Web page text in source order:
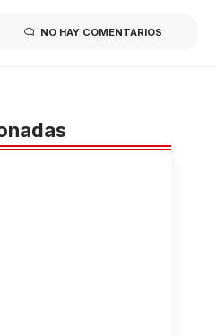
NO HAY COMENTARIOS